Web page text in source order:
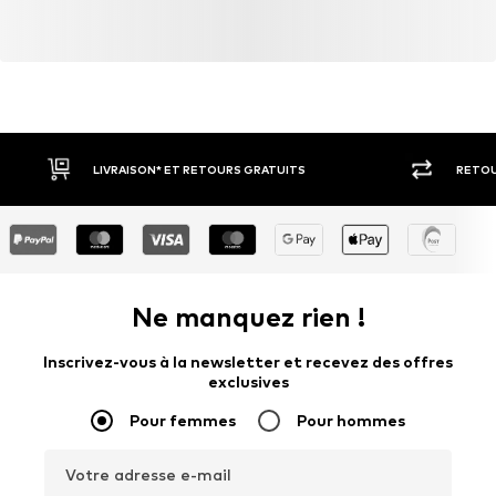
LIVRAISON* ET RETOURS GRATUITS
Ne manquez rien !
Inscrivez-vous à la newsletter et recevez des offres
exclusives
Pour femmes Pour hommes
Votre adresse e-mail